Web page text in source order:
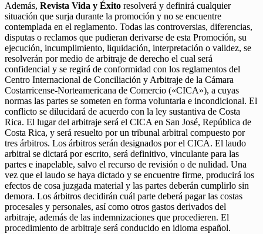
Además, Revista Vida y Éxito resolverá y definirá cualquier
situación que surja durante la promoción y no se encuentre
contemplada en el reglamento. Todas las controversias, diferencias,
disputas o reclamos que pudieran derivarse de esta Promoción, su
ejecución, incumplimiento, liquidación, interpretación o validez, se
resolverán por medio de arbitraje de derecho el cual será
confidencial y se regirá de conformidad con los reglamentos del
Centro Internacional de Conciliación y Arbitraje de la Cámara
Costarricense-Norteamericana de Comercio («CICA»), a cuyas
normas las partes se someten en forma voluntaria e incondicional. El
conflicto se dilucidará de acuerdo con la ley sustantiva de Costa
Rica. El lugar del arbitraje será el CICA en San José, República de
Costa Rica, y será resuelto por un tribunal arbitral compuesto por
tres árbitros. Los árbitros serán designados por el CICA. El laudo
arbitral se dictará por escrito, será definitivo, vinculante para las
partes e inapelable, salvo el recurso de revisión o de nulidad. Una
vez que el laudo se haya dictado y se encuentre firme, producirá los
efectos de cosa juzgada material y las partes deberán cumplirlo sin
demora. Los árbitros decidirán cuál parte deberá pagar las costas
procesales y personales, así como otros gastos derivados del
arbitraje, además de las indemnizaciones que procedieren. El
procedimiento de arbitraje será conducido en idioma español.